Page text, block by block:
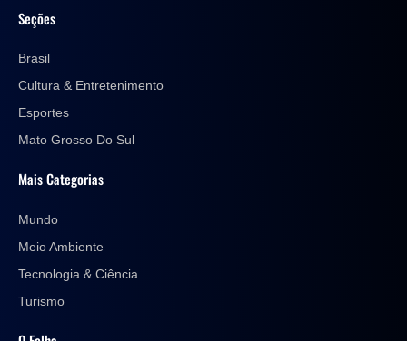
Seções
Brasil
Cultura & Entretenimento
Esportes
Mato Grosso Do Sul
Mais Categorias
Mundo
Meio Ambiente
Tecnologia & Ciência
Turismo